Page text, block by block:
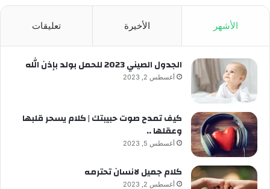
الأشهر الأخيرة تعليقات
الجدول الصيني 2023 للحمل بولد بإذن الله
أغسطس 2, 2023
كيف تمدح صوت حبيبتك | كلام يسحر قلبها
وعقلها ..
أغسطس 5, 2023
كلام جميل لانسان تحترمه
أغسطس 2, 2023